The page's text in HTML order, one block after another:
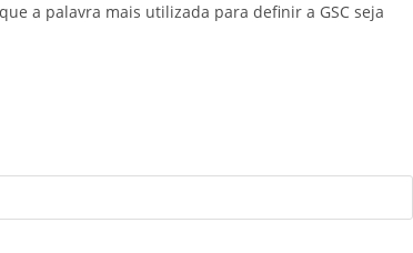
a palavra mais utilizada para definir a GSC seja